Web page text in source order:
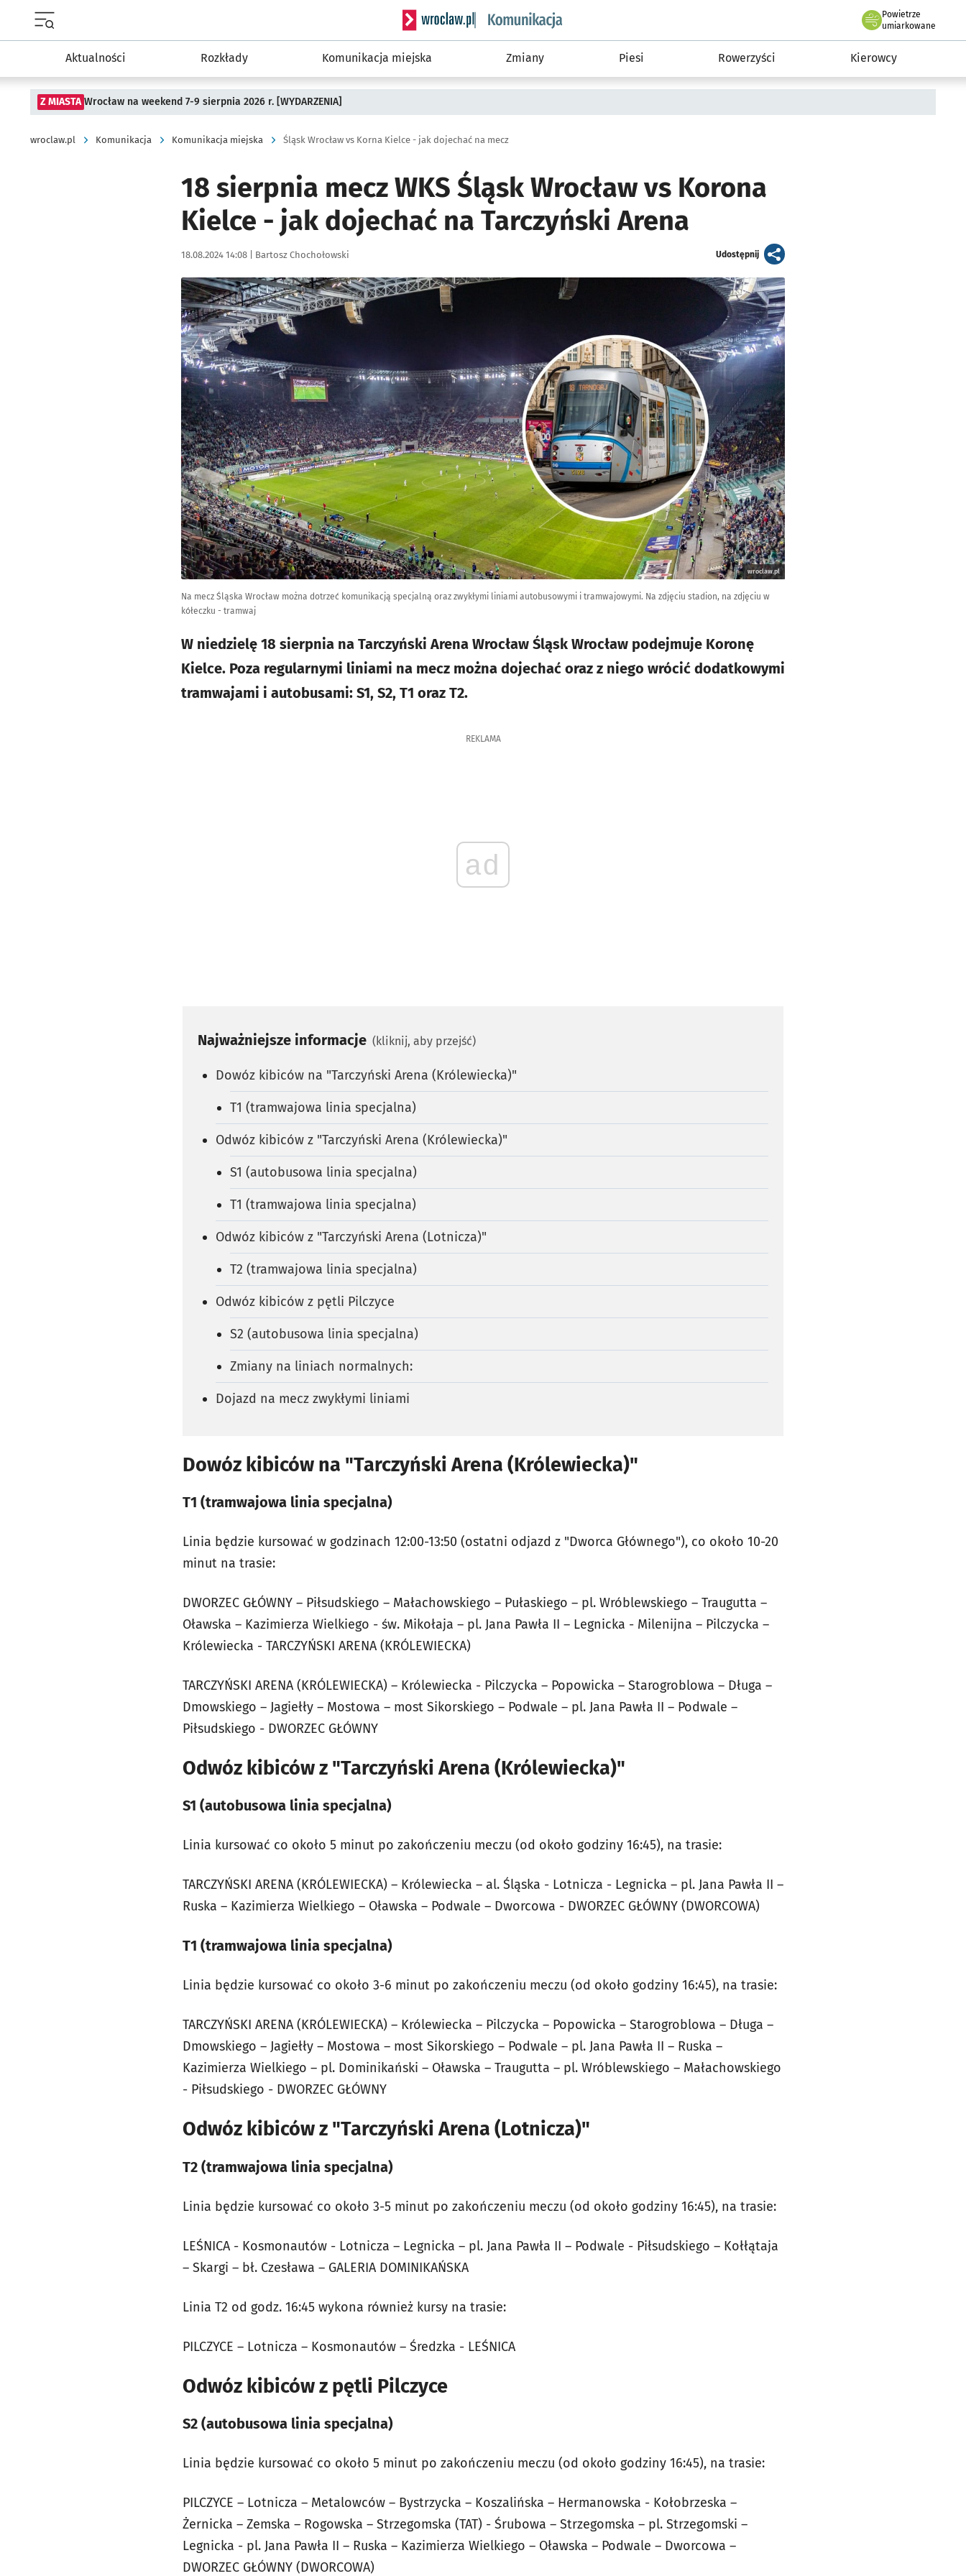
Serwis informacyjny wroclaw.pl podserwis: Komunikacja
Powietrze
we Wrocławiu
umiarkowane
Aktualności Rozkłady Komunikacja miejska Zmiany Piesi Rowerzyści Kierowcy
Z MIASTA Wrocław na weekend 7-9 sierpnia 2026 r. [WYDARZENIA]
wroclaw.pl Komunikacja Komunikacja miejska Śląsk Wrocław vs Korna Kielce - jak dojechać na mecz
18 sierpnia mecz WKS Śląsk Wrocław vs Korona
Kielce - jak dojechać na Tarczyński Arena
Data publikacji:
18.08.2024 14:08 | Autor:
Bartosz Chochołowski Udostępnijartykuł
Kliknij, aby powiększyć
wroclaw.pl
Na mecz Śląska Wrocław można dotrzeć komunikacją specjalną oraz zwykłymi liniami autobusowymi i tramwajowymi. Na zdjęciu stadion, na zdjęciu w
kółeczku - tramwaj
W niedzielę 18 sierpnia na Tarczyński Arena Wrocław Śląsk Wrocław podejmuje Koronę
Kielce. Poza regularnymi liniami na mecz można dojechać oraz z niego wrócić dodatkowymi
tramwajami i autobusami: S1, S2, T1 oraz T2.
REKLAMA
ad
Najważniejsze informacje (kliknij, aby przejść)
Dowóz kibiców na "Tarczyński Arena (Królewiecka)"
T1 (tramwajowa linia specjalna)
Odwóz kibiców z "Tarczyński Arena (Królewiecka)"
S1 (autobusowa linia specjalna)
T1 (tramwajowa linia specjalna)
Odwóz kibiców z "Tarczyński Arena (Lotnicza)"
T2 (tramwajowa linia specjalna)
Odwóz kibiców z pętli Pilczyce
S2 (autobusowa linia specjalna)
Zmiany na liniach normalnych:
Dojazd na mecz zwykłymi liniami
Dowóz kibiców na "Tarczyński Arena (Królewiecka)"
T1 (tramwajowa linia specjalna)
Linia będzie kursować w godzinach 12:00-13:50 (ostatni odjazd z "Dworca Głównego"), co około 10-20
minut na trasie:
DWORZEC GŁÓWNY – Piłsudskiego – Małachowskiego – Pułaskiego – pl. Wróblewskiego – Traugutta –
Oławska – Kazimierza Wielkiego - św. Mikołaja – pl. Jana Pawła II – Legnicka - Milenijna – Pilczycka –
Królewiecka - TARCZYŃSKI ARENA (KRÓLEWIECKA)
TARCZYŃSKI ARENA (KRÓLEWIECKA) – Królewiecka - Pilczycka – Popowicka – Starogroblowa – Długa –
Dmowskiego – Jagiełły – Mostowa – most Sikorskiego – Podwale – pl. Jana Pawła II – Podwale –
Piłsudskiego - DWORZEC GŁÓWNY
Odwóz kibiców z "Tarczyński Arena (Królewiecka)"
S1 (autobusowa linia specjalna)
Linia kursować co około 5 minut po zakończeniu meczu (od około godziny 16:45), na trasie:
TARCZYŃSKI ARENA (KRÓLEWIECKA) – Królewiecka – al. Śląska - Lotnicza - Legnicka – pl. Jana Pawła II –
Ruska – Kazimierza Wielkiego – Oławska – Podwale – Dworcowa - DWORZEC GŁÓWNY (DWORCOWA)
T1 (tramwajowa linia specjalna)
Linia będzie kursować co około 3-6 minut po zakończeniu meczu (od około godziny 16:45), na trasie:
TARCZYŃSKI ARENA (KRÓLEWIECKA) – Królewiecka – Pilczycka – Popowicka – Starogroblowa – Długa –
Dmowskiego – Jagiełły – Mostowa – most Sikorskiego – Podwale – pl. Jana Pawła II – Ruska –
Kazimierza Wielkiego – pl. Dominikański – Oławska – Traugutta – pl. Wróblewskiego – Małachowskiego
- Piłsudskiego - DWORZEC GŁÓWNY
Odwóz kibiców z "Tarczyński Arena (Lotnicza)"
T2 (tramwajowa linia specjalna)
Linia będzie kursować co około 3-5 minut po zakończeniu meczu (od około godziny 16:45), na trasie:
LEŚNICA - Kosmonautów - Lotnicza – Legnicka – pl. Jana Pawła II – Podwale - Piłsudskiego – Kołłątaja
– Skargi – bł. Czesława – GALERIA DOMINIKAŃSKA
Linia T2 od godz. 16:45 wykona również kursy na trasie:
PILCZYCE – Lotnicza – Kosmonautów – Średzka - LEŚNICA
Odwóz kibiców z pętli Pilczyce
S2 (autobusowa linia specjalna)
Linia będzie kursować co około 5 minut po zakończeniu meczu (od około godziny 16:45), na trasie:
PILCZYCE – Lotnicza – Metalowców – Bystrzycka – Koszalińska – Hermanowska - Kołobrzeska –
Żernicka – Zemska – Rogowska – Strzegomska (TAT) - Śrubowa – Strzegomska – pl. Strzegomski –
Legnicka - pl. Jana Pawła II – Ruska – Kazimierza Wielkiego – Oławska – Podwale – Dworcowa –
DWORZEC GŁÓWNY (DWORCOWA)